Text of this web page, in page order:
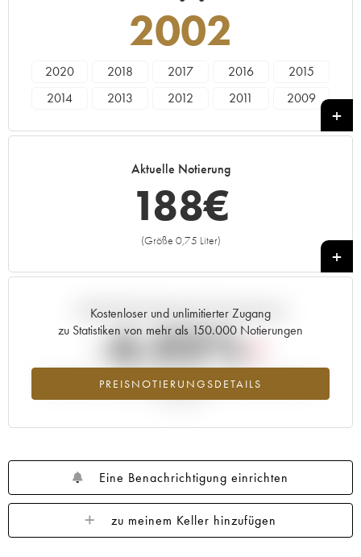
2002
2020 2018 2017 2016
2015
2014
2013 2012 2011
2009
Aktuelle Notierung
188€
(Größe 0,75 Liter)
+
Kostenloser und unlimitierter Zugang
zu Statistiken von mehr als 150.000 Notierungen
PREISNOTIERUNGSDETAILS
Aktuelle Entwicklung der Preisnotierung
-6.03%
Preisabfall des Jahrgangs 2002 im Jahr 2026 im Vergleich zum
Eine Benachrichtigung einrichten
zu meinem Keller hinzufügen